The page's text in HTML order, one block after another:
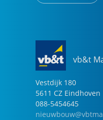
vb&t
Vestdijk 180
5611 CZ Eindhoven
088-5454645